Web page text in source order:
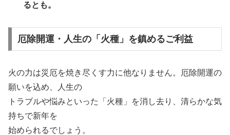
るとも。
厄除開運・人生の「火種」を鎮めるご利益
火の力は災厄を焼き尽くす力に他なりません。厄除開運の
願いを込め、人生の
トラブルや悩みといった「火種」を消し去り、清らかな気
持ちで新年を
始められるでしょう。